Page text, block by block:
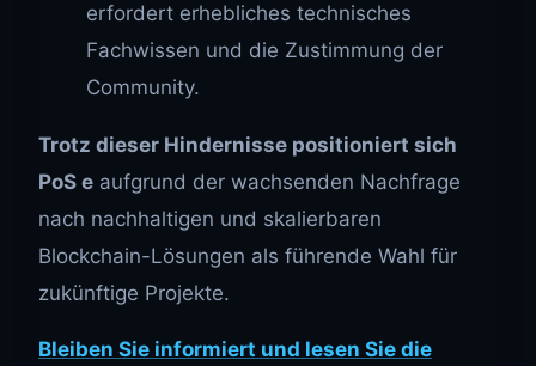
erfordert erhebliches technisches
Fachwissen und die Zustimmung der
Community.
Trotz dieser Hindernisse positioniert sich
PoS e aufgrund der wachsenden Nachfrage
nach nachhaltigen und skalierbaren
Blockchain-Lösungen als führende Wahl für
zukünftige Projekte.
Bleiben Sie informiert und lesen Sie die